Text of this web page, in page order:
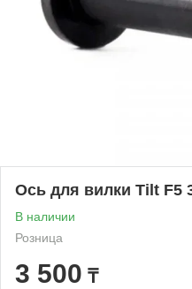
Ось для вилки Tilt F5
В наличии
Розница
3 500 ₸